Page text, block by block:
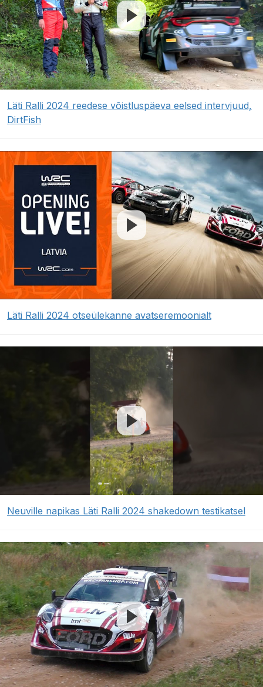
Läti Ralli 2024 reedese võistluspäeva eelsed intervjuud,
DirtFish
Läti Ralli 2024 otseülekanne avatseremoonialt
Neuville napikas Läti Ralli 2024 shakedown testikatsel